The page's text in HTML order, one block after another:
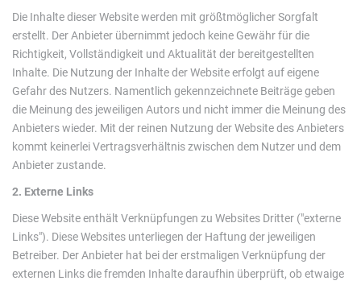
Die Inhalte dieser Website werden mit größtmöglicher Sorgfalt
erstellt. Der Anbieter übernimmt jedoch keine Gewähr für die
Richtigkeit, Vollständigkeit und Aktualität der bereitgestellten
Inhalte. Die Nutzung der Inhalte der Website erfolgt auf eigene
Gefahr des Nutzers. Namentlich gekennzeichnete Beiträge geben
die Meinung des jeweiligen Autors und nicht immer die Meinung des
Anbieters wieder. Mit der reinen Nutzung der Website des Anbieters
kommt keinerlei Vertragsverhältnis zwischen dem Nutzer und dem
Anbieter zustande.
2. Externe Links
Diese Website enthält Verknüpfungen zu Websites Dritter ("externe
Links"). Diese Websites unterliegen der Haftung der jeweiligen
Betreiber. Der Anbieter hat bei der erstmaligen Verknüpfung der
externen Links die fremden Inhalte daraufhin überprüft, ob etwaige